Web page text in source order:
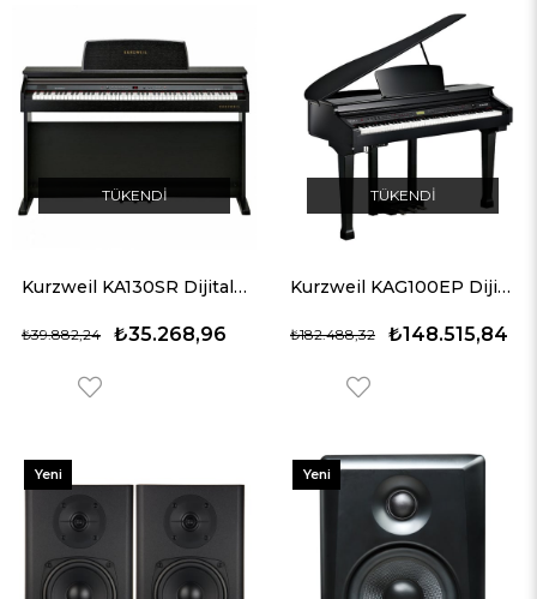
TÜKENDI
Kurzweil KA130SR Dijital Piyano (Kahverengi)
₺35.268,96
₺39.882,24
TÜKENDI
Kurzweil KAG100EP Dijital Kuyruklu Piyano (Parlak Siyah)
₺148.515,84
₺182.488,32
Yeni
Ürün
Yeni